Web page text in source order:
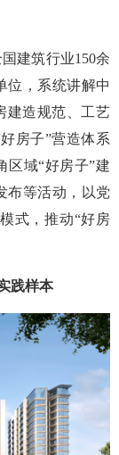
建筑行业150余
位，系统讲解中
建造规范、工艺
房子”营造体系
区域“好房子”建
布等活动，以党
式，推动“好房
践样本